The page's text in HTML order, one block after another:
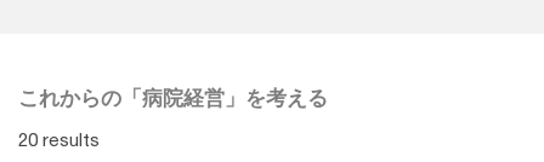
これからの「病院経営」を考える
20 results